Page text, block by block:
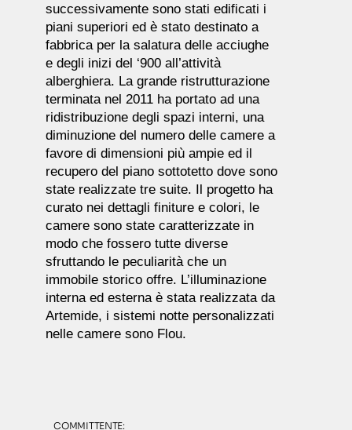
successivamente sono stati edificati i
piani superiori ed è stato destinato a
fabbrica per la salatura delle acciughe
e degli inizi del ‘900 all’attività
alberghiera. La grande ristrutturazione
terminata nel 2011 ha portato ad una
ridistribuzione degli spazi interni, una
diminuzione del numero delle camere a
favore di dimensioni più ampie ed il
recupero del piano sottotetto dove sono
state realizzate tre suite. Il progetto ha
curato nei dettagli finiture e colori, le
camere sono state caratterizzate in
modo che fossero tutte diverse
sfruttando le peculiarità che un
immobile storico offre. L’illuminazione
interna ed esterna è stata realizzata da
Artemide, i sistemi notte personalizzati
nelle camere sono Flou.
COMMITTENTE: